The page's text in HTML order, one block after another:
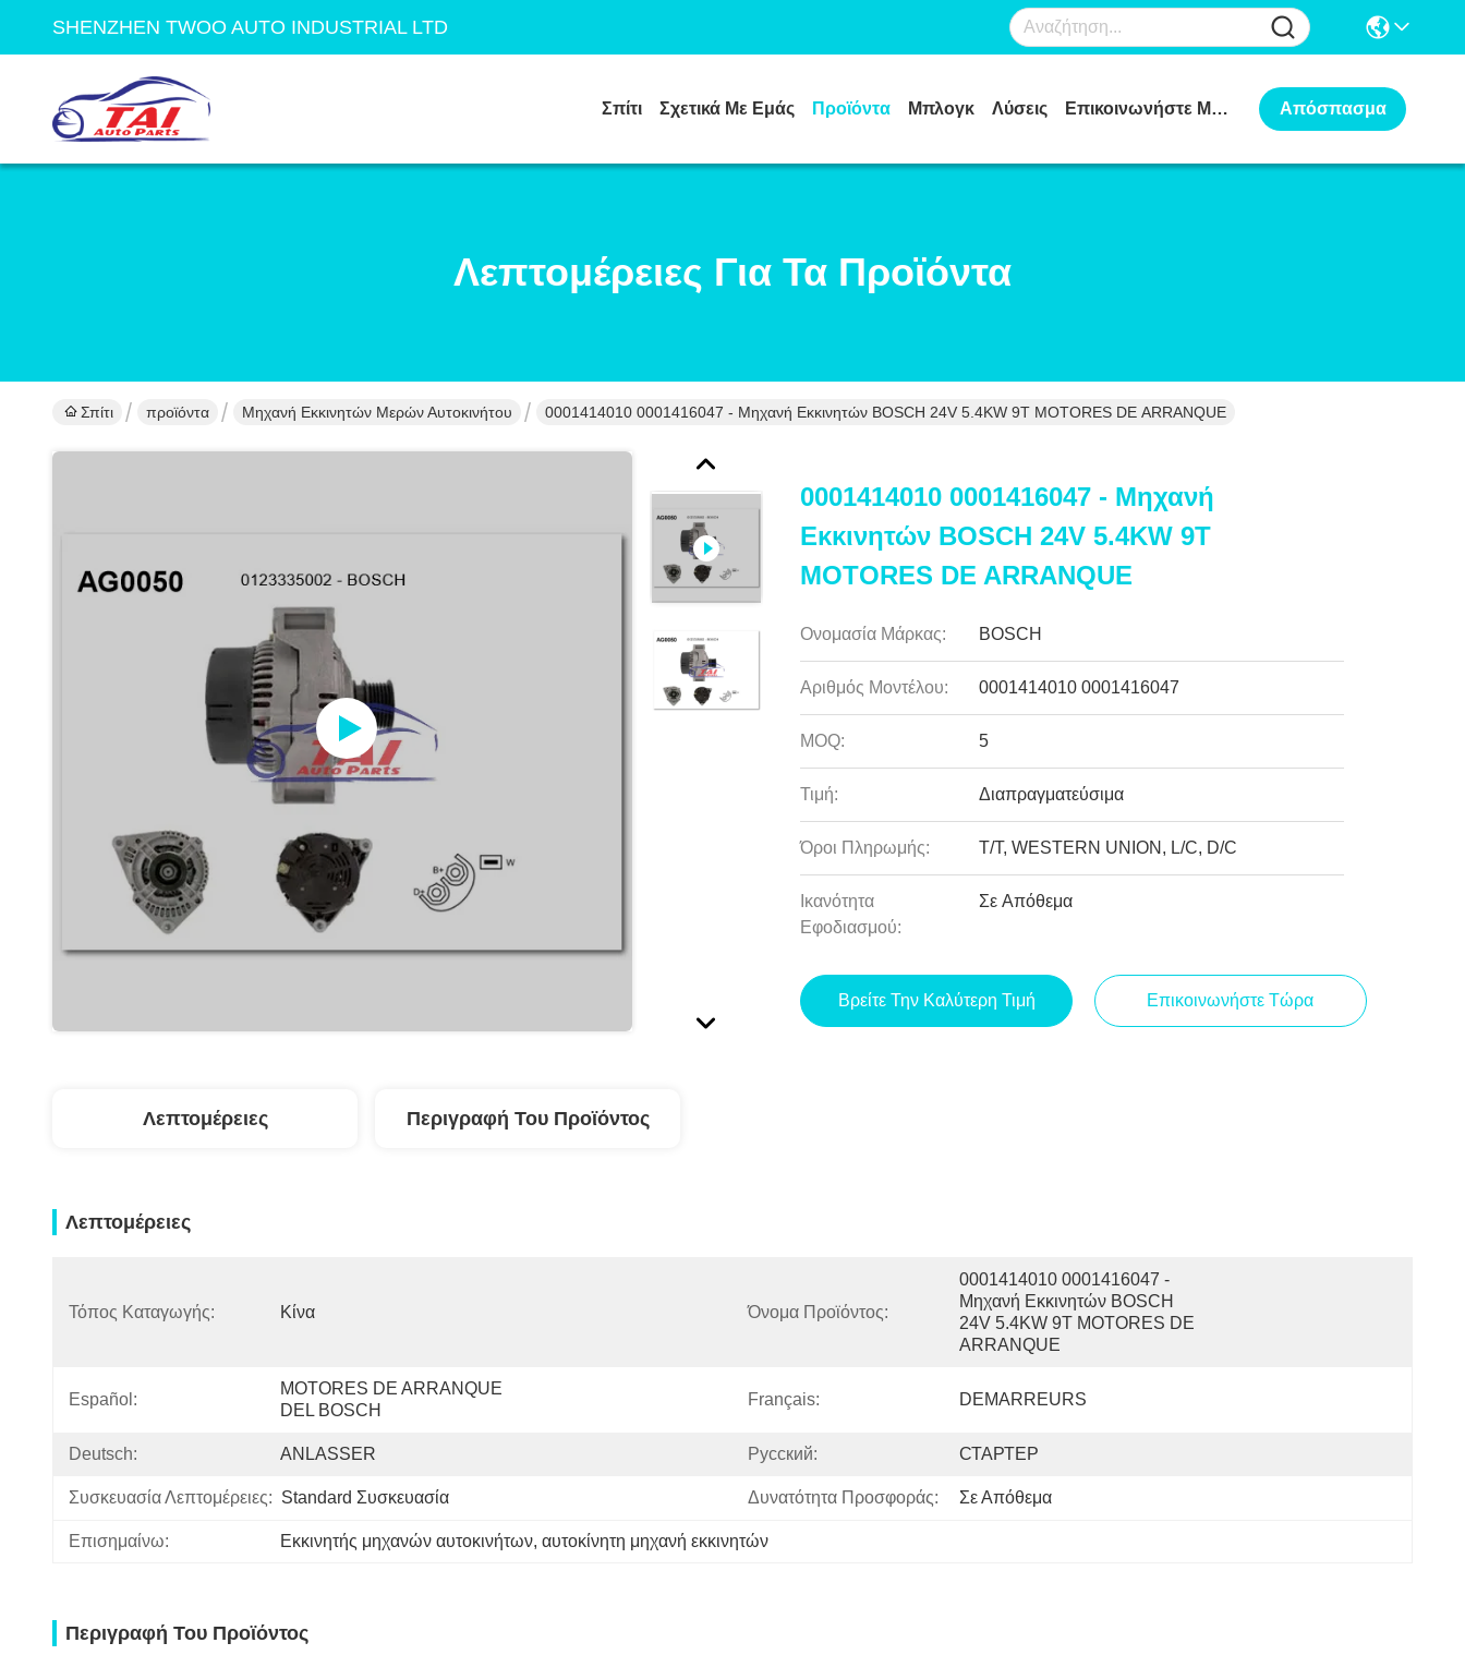
SHENZHEN TWOO AUTO INDUSTRIAL LTD
Σπίτι Σχετικά Με Εμάς Προϊόντα Μπλογκ Λύσεις Επικοινωνήστε Μαζί Μας Απόσπασμα
Λεπτομέρειες Για Τα Προϊόντα
Σπίτι προϊόντα Μηχανή Εκκινητών Μερών Αυτοκινήτου 0001414010 0001416047 - Μηχανή Εκκινητών BOSCH 24V 5.4KW 9T MOTORES DE ARRANQUE
0001414010 0001416047 - Μηχανή
Εκκινητών BOSCH 24V 5.4KW 9T
MOTORES DE ARRANQUE
Ονομασία Μάρκας: BOSCH
Αριθμός Μοντέλου: 0001414010 0001416047
MOQ: 5
Τιμή: Διαπραγματεύσιμα
Όροι Πληρωμής: T/T, WESTERN UNION, L/C, D/C
Ικανότητα
Εφοδιασμού:
Σε Απόθεμα
Βρείτε Την Καλύτερη Τιμή Επικοινωνήστε Τώρα
Λεπτομέρειες Περιγραφή Του Προϊόντος
Λεπτομέρειες
Τόπος Καταγωγής: Κίνα Όνομα Προϊόντος:
0001414010 0001416047 -
Μηχανή Εκκινητών BOSCH
24V 5.4KW 9T MOTORES DE
ARRANQUE
Español:
MOTORES DE ARRANQUE
DEL BOSCH
Français: DEMARREURS
Deutsch: ANLASSER Pусский: СТАРТЕР
Συσκευασία Λεπτομέρειες: Standard Συσκευασία Δυνατότητα Προσφοράς: Σε Απόθεμα
Επισημαίνω: Εκκινητής μηχανών αυτοκινήτων, αυτοκίνητη μηχανή εκκινητών
Περιγραφή Του Προϊόντος